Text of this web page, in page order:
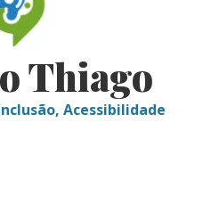
Thiago
Acessibilidade